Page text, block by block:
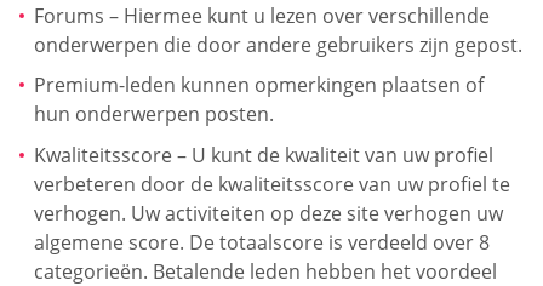
Forums – Hiermee kunt u lezen over verschillende
onderwerpen die door andere gebruikers zijn gepost.
Premium-leden kunnen opmerkingen plaatsen of
hun onderwerpen posten.
Kwaliteitsscore – U kunt de kwaliteit van uw profiel
verbeteren door de kwaliteitsscore van uw profiel te
verhogen. Uw activiteiten op deze site verhogen uw
algemene score. De totaalscore is verdeeld over 8
categorieën. Betalende leden hebben het voordeel